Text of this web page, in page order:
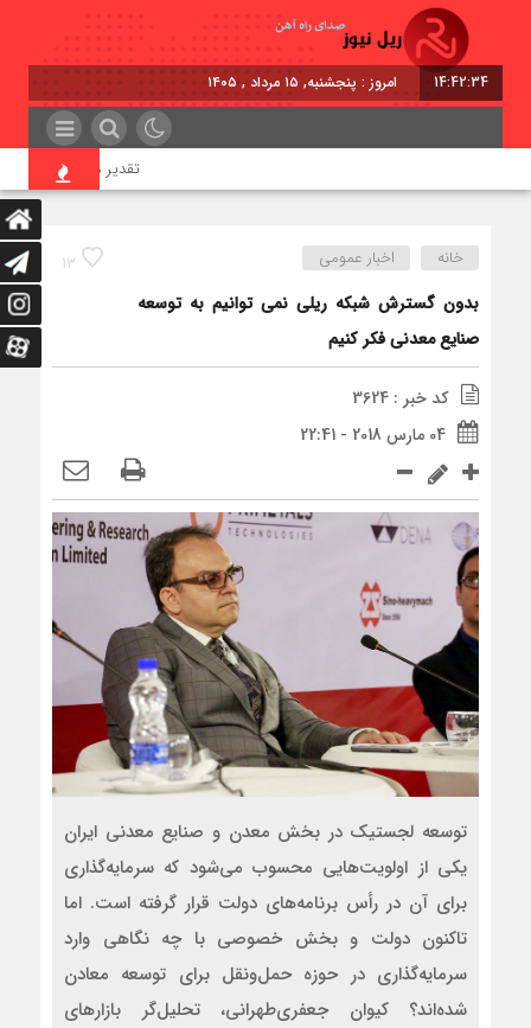
14:42:35 امروز : پنجشنبه, ۱۵ مرداد , ۱۴۰۵
تقدیر معاون اول
13 خانه اخبار عمومی
بدون گسترش شبكه ريلى نمى توانيم به توسعه
صنايع معدنى فكر كنيم
کد خبر : 3624
04 مارس 2018 - 22:41
توسعه لجستیک در بخش معدن و صنایع معدنی ایران
یکی از اولویت‌هایی محسوب می‌شود که سرمایه‌گذاری
برای آن در رأس برنامه‌های دولت قرار گرفته است. اما
تاکنون دولت و بخش خصوصی با چه نگاهی وارد
سرمایه‌گذاری در حوزه حمل‌ونقل برای توسعه معادن
شده‌اند؟ کیوان جعفری‌طهرانی، تحلیل‌گر بازارهای